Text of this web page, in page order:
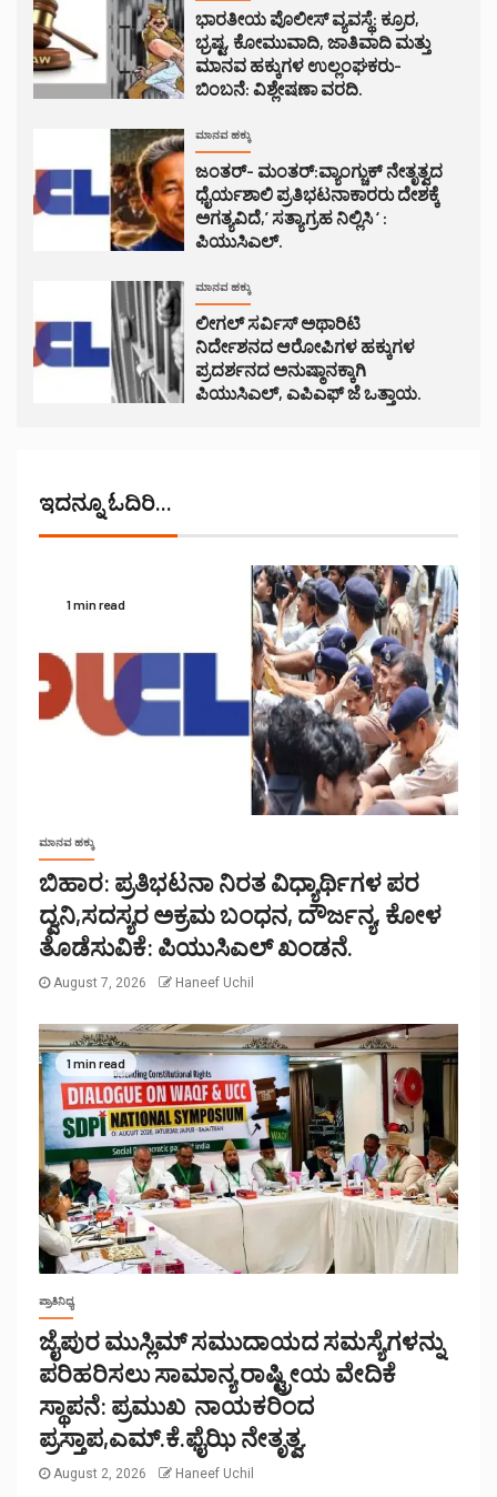
ಭಾರತೀಯ ಪೊಲೀಸ್ ವ್ಯವಸ್ಥೆ: ಕ್ರೂರ,
ಭ್ರಷ್ಟ, ಕೋಮುವಾದಿ, ಜಾತಿವಾದಿ ಮತ್ತು
ಮಾನವ ಹಕ್ಕುಗಳ ಉಲ್ಲಂಘಕರು-
ಬಿಂಬನೆ: ವಿಶ್ಲೇಷಣಾ ವರದಿ.
ಮಾನವ ಹಕ್ಕು
ಜಂತರ್- ಮಂತರ್:ವ್ಯಾಂಗ್ಚುಕ್ ನೇತೃತ್ವದ
ಧೈರ್ಯಶಾಲಿ ಪ್ರತಿಭಟನಾಕಾರರು ದೇಶಕ್ಕೆ
ಅಗತ್ಯವಿದೆ,’ ಸತ್ಯಾಗ್ರಹ ನಿಲ್ಲಿಸಿ ‘ :
ಪಿಯುಸಿಎಲ್.
ಮಾನವ ಹಕ್ಕು
ಲೀಗಲ್ ಸರ್ವಿಸ್ ಅಥಾರಿಟಿ
ನಿರ್ದೇಶನದ ಆರೋಪಿಗಳ ಹಕ್ಕುಗಳ
ಪ್ರದರ್ಶನದ ಅನುಷ್ಠಾನಕ್ಕಾಗಿ
ಪಿಯುಸಿಎಲ್, ಎಪಿಎಫ್ ಜೆ ಒತ್ತಾಯ.
ಇದನ್ನೂ ಓದಿರಿ...
1 min read
ಮಾನವ ಹಕ್ಕು
ಬಿಹಾರ: ಪ್ರತಿಭಟನಾ ನಿರತ ವಿಧ್ಯಾರ್ಥಿಗಳ ಪರ
ದ್ವನಿ,ಸದಸ್ಯರ ಅಕ್ರಮ ಬಂಧನ, ದೌರ್ಜನ್ಯ, ಕೋಳ
ತೊಡೆಸುವಿಕೆ: ಪಿಯುಸಿಎಲ್ ಖಂಡನೆ.
August 7, 2026 Haneef Uchil
1 min read
ಪ್ರಾತಿನಿಧ್ಯ
ಜೈಪುರ ಮುಸ್ಲಿಮ್ ಸಮುದಾಯದ ಸಮಸ್ಯೆಗಳನ್ನು
ಪರಿಹರಿಸಲು ಸಾಮಾನ್ಯ ರಾಷ್ಟ್ರೀಯ ವೇದಿಕೆ
ಸ್ಥಾಪನೆ: ಪ್ರಮುಖ ನಾಯಕರಿಂದ
ಪ್ರಸ್ತಾಪ,ಎಮ್.ಕೆ.ಫೈಝಿ ನೇತೃತ್ವ.
August 2, 2026 Haneef Uchil